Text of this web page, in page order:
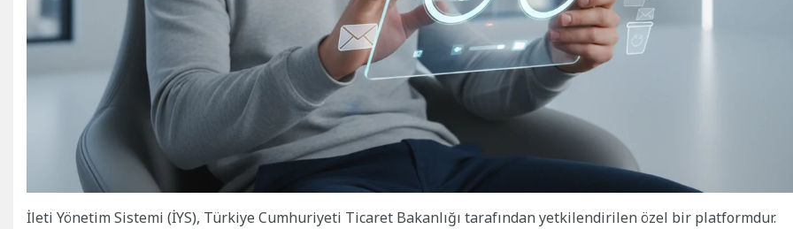
İleti Yönetim Sistemi (İYS), Türkiye Cumhuriyeti Ticaret Bakanlığı tarafından yetkilendirilen özel bir platformdur.